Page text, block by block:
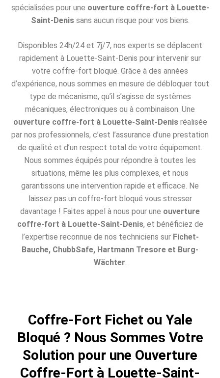
spécialisées pour une ouverture coffre-fort à Louette-
Saint-Denissans aucun risque pour vos biens.
Disponibles 24h/24 et 7j/7, nos experts se déplacent
rapidement à Louette-Saint-Denis pour intervenir sur
votre coffre-fort bloqué. Grâce à des années
d’expérience, nous sommes en mesure de débloquer tout
type de mécanisme, qu’il s’agisse de systèmes
mécaniques, électroniques ou à combinaison. Une
ouverture coffre-fort à Louette-Saint-Denisréalisée
par nos professionnels, c’est l’assurance d’une prestation
de qualité et d’un respect total de votre équipement.
Nous sommes équipés pour répondre à toutes les
situations, même les plus complexes, et nous
garantissons une intervention rapide et efficace. Ne
laissez pas un coffre-fort bloqué vous stresser
davantage ! Faites appel à nous pour une ouverture
coffre-fort à Louette-Saint-Denis, et bénéficiez de
l’expertise reconnue de nos techniciens sur Fichet-
Bauche, ChubbSafe, Hartmann Tresore et Burg-
Wächter.
Coffre-Fort Fichet ou Yale
Bloqué ? Nous Sommes Votre
Solution pour une Ouverture
Coffre-Fort à Louette-Saint-